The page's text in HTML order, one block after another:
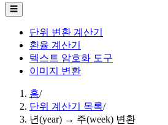
☰
단위 변환 계산기
환율 계산기
텍스트 암호화 도구
이미지 변환
홈/
단위 계산기 목록/
년(year) → 주(week) 변환